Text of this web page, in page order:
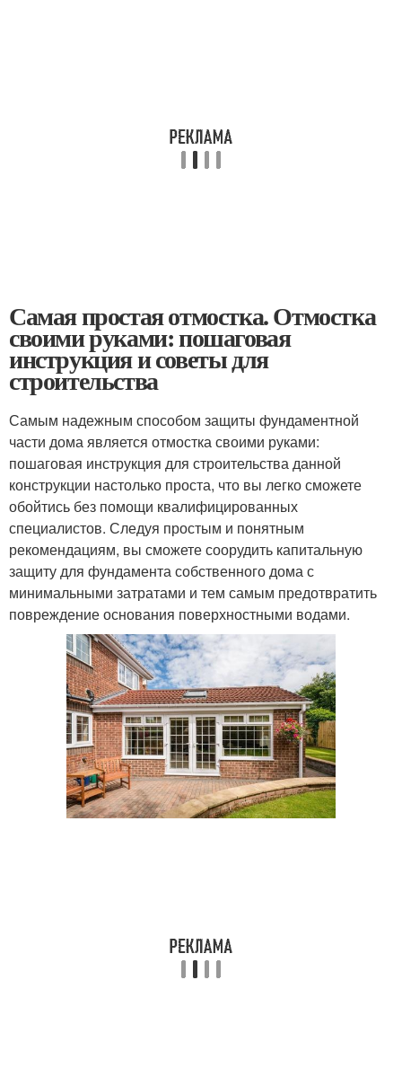
Самая простая отмостка. Отмостка
своими руками: пошаговая
инструкция и советы для
строительства
Самым надежным способом защиты фундаментной
части дома является отмостка своими руками:
пошаговая инструкция для строительства данной
конструкции настолько проста, что вы легко сможете
обойтись без помощи квалифицированных
специалистов. Следуя простым и понятным
рекомендациям, вы сможете соорудить капитальную
защиту для фундамента собственного дома с
минимальными затратами и тем самым предотвратить
повреждение основания поверхностными водами.